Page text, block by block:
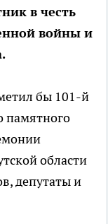
в честь
войны и
бы 101-й
памятного
области
депутаты и